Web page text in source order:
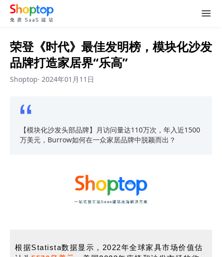
荣登《时代》最佳发明榜，模块化沙发
品牌打造家居界“乐高”
Shoptop· 2024年01月11日
【模块化沙发头部品牌】月访问量达110万次，年入近1500
万美元，Burrow如何在一众家居品牌中脱颖而出？
根据Statista数据显示，2022年全球家具市场价值估